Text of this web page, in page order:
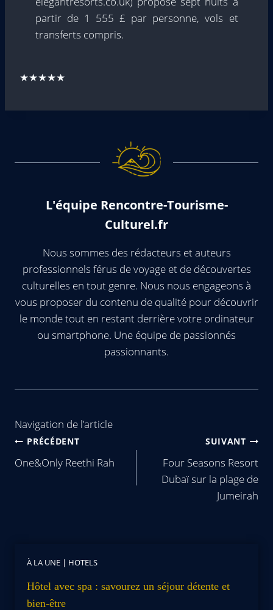
partir de 1 555 £ par personne, vols et
transferts compris.
★★★★★
L'équipe Rencontre-Tourisme-
Culturel.fr
Nous sommes des rédacteurs et auteurs
professionnels férus de voyage et de découvertes
culturelles en tout genre. Nous nous engageons à
vous proposer du contenu de qualité pour découvrir
le monde tout en restant derrière votre ordinateur
ou smartphone. Une équipe de passionnés
passionnants.
Navigation de l’article
PRÉCÉDENT
One&Only Reethi Rah
SUIVANT
Four Seasons Resort
Dubaï sur la plage de
Jumeirah
À LA UNE | HOTELS
Hôtel avec spa : savourez un séjour détente et
bien-être